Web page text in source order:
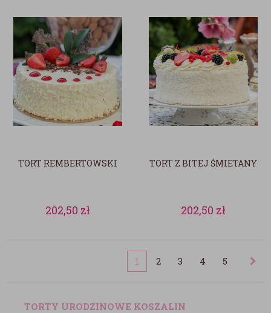
TORT REMBERTOWSKI
202,50 zł
TORT Z BITEJ ŚMIETANY
202,50 zł
1 2 3 4 5
TORTY URODZINOWE KOSZALIN